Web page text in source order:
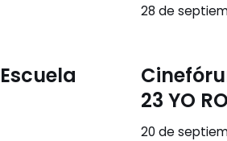
28 de
23 YO
20 de